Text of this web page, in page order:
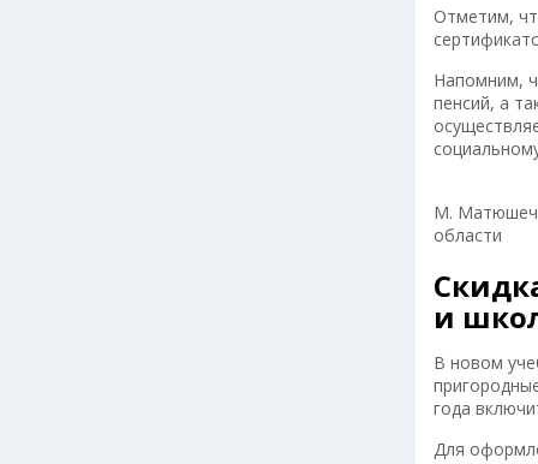
Отметим,
Напомним,
пенсий, а
М.
области
и
В новом
года
Для